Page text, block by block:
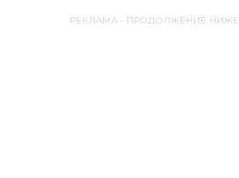
РЕКЛАМА - ПРОДОЛЖЕНИЕ НИЖЕ